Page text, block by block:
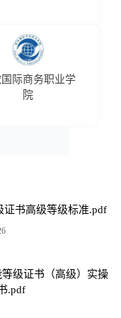
际商务职业学
院
证书高级等级标准.pdf
级证书（高级）实操
.pdf